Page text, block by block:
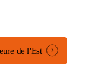
de l'Est